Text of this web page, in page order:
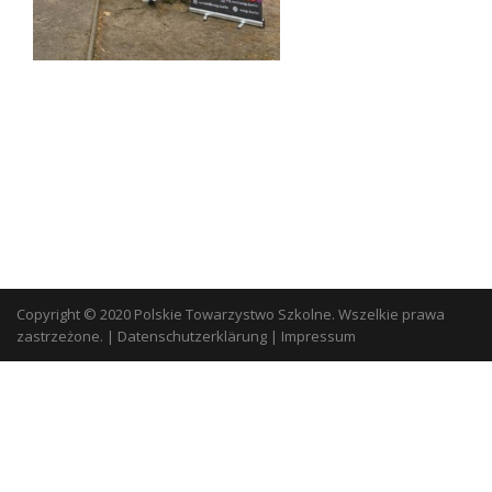
Copyright © 2020 Polskie Towarzystwo Szkolne. Wszelkie prawa
zastrzeżone. | Datenschutzerklärung | Impressum